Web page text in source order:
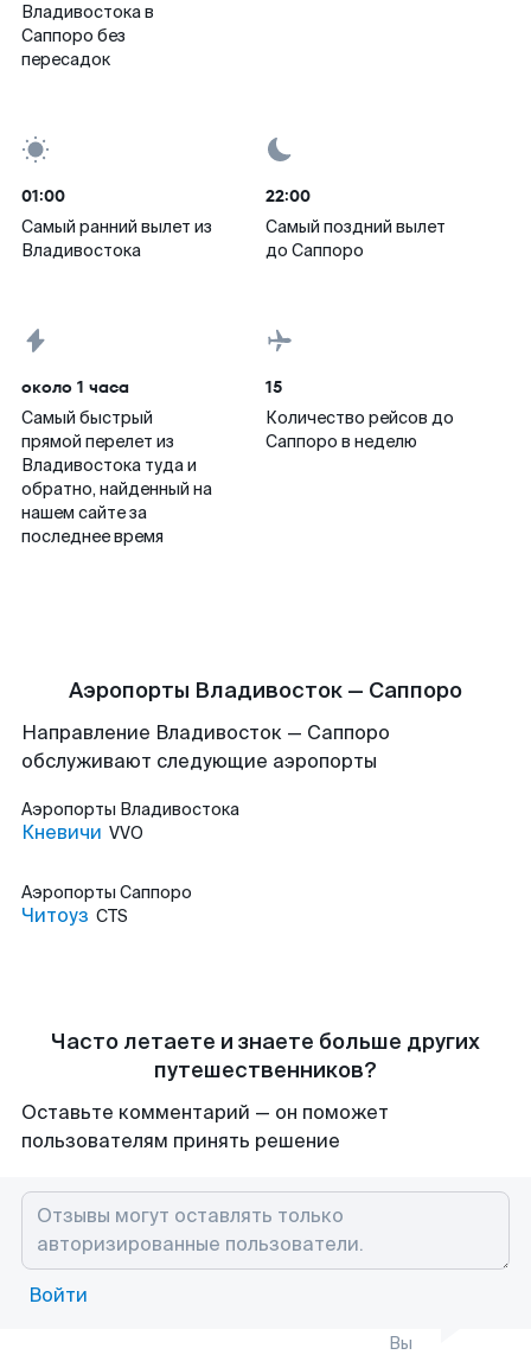
Владивостока в
Саппоро без
пересадок
01:00
Самый ранний вылет из
Владивостока
22:00
Самый поздний вылет
до Саппоро
около 1 часа
Самый быстрый
прямой перелет из
Владивостока туда и
обратно, найденный на
нашем сайте за
последнее время
15
Количество рейсов до
Саппоро в неделю
Аэропорты Владивосток — Саппоро
Направление Владивосток — Саппоро
обслуживают следующие аэропорты
Аэропорты Владивостока
Кневичи VVO
Аэропорты Саппоро
Читоуз CTS
Часто летаете и знаете больше других
путешественников?
Оставьте комментарий — он поможет
пользователям принять решение
Войти
Вы